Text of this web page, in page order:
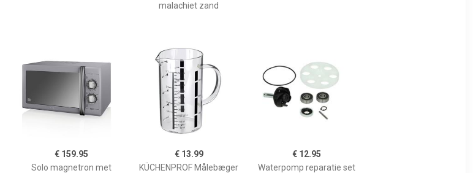
malachiet zand
€ 159.95
Solo magnetron met
€ 13.99
KÜCHENPROF Målebæger
€ 12.95
Waterpomp reparatie set